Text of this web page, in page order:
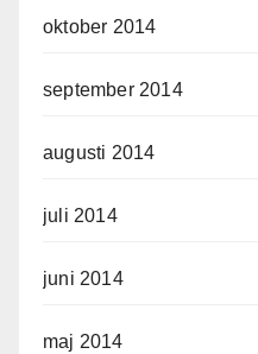
oktober 2014
september 2014
augusti 2014
juli 2014
juni 2014
maj 2014